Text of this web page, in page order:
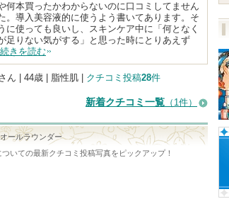
何本買ったかわからないのに口コミしてません
。導入美容液的に使うよう書いてあります。そ
に使っても良いし、スキンケア中に「何となく
足りない気がする」と思った時にとりあえず
続きを読む
ん | 44歳 | 脂性肌 | クチコミ投稿28件
新着クチコミ一覧 （1件）
ールラウンダー
ついての最新クチコミ投稿写真をピックアップ！